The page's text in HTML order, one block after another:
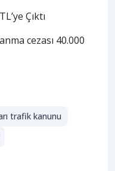
Çıktı
cezası 40.000
trafik kanunu